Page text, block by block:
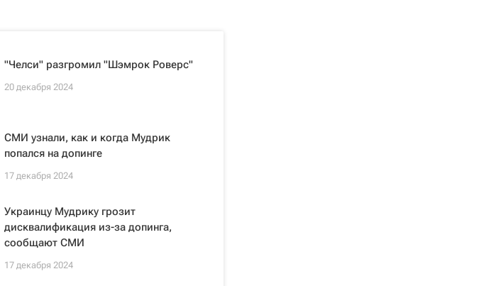
"Челси" разгромил "Шэмрок Роверс"
20 декабря 2024
СМИ узнали, как и когда Мудрик
попался на допинге
17 декабря 2024
Украинцу Мудрику грозит
дисквалификация из-за допинга,
сообщают СМИ
17 декабря 2024